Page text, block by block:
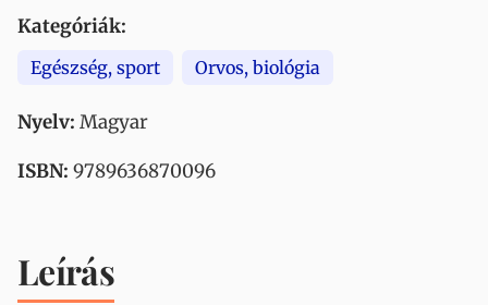
Kategóriák:
Egészség, sport Orvos, biológia
Nyelv: Magyar
ISBN: 9789636870096
Leírás